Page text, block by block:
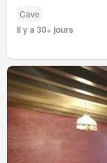
Cave
Il y a 30+ jours